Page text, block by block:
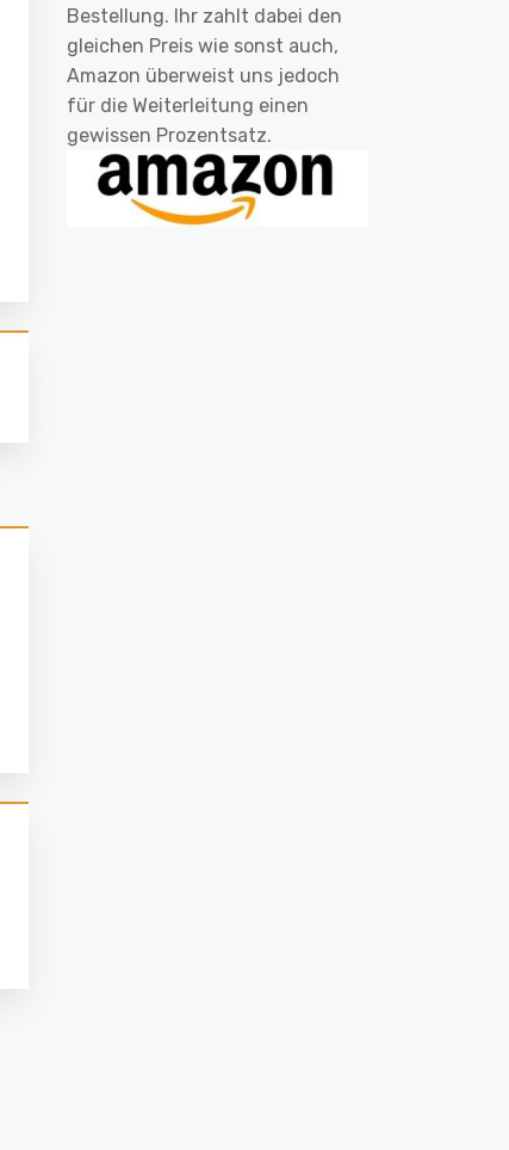
Bestellung. Ihr zahlt dabei den
gleichen Preis wie sonst auch,
Amazon überweist uns jedoch
für die Weiterleitung einen
gewissen Prozentsatz.